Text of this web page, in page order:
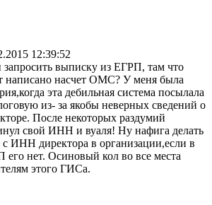
12:39:52
запросить выписку из ЕГРП, там что
написано насчет ОМС? У меня была
эта дебильная система посылала
из- за якобы неверных сведений о
После некоторых раздумий
свой ИНН и вуаля! Ну нафига делать
с ИНН директора в организации,если в
его нет. Осиновый кол во все места
этого ГИСа.